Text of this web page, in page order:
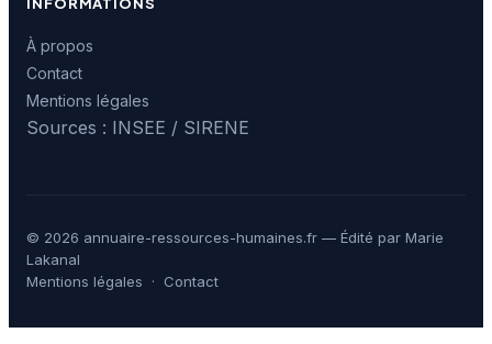
À propos
Contact
Mentions légales
Sources : INSEE / SIRENE
© 2026 annuaire-ressources-humaines.fr — Édité par Marie
Lakanal
Mentions légales · Contact